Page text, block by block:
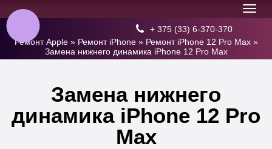
+ 375 (33) 6-370-370
Ремонт Apple» Ремонт iPhone» Ремонт iPhone 12 Pro Max»
Замена нижнего динамика iPhone 12 Pro Max
Замена нижнего
динамика iPhone 12 Pro
Max